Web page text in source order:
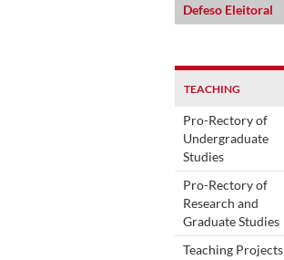
Defeso Eleitoral
TEACHING
Pro-Rectory of
Undergraduate
Studies
Pro-Rectory of
Research and
Graduate Studies
Teaching Projects